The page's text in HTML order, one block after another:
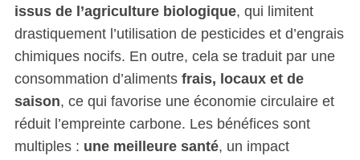
issus de l’agriculture biologique, qui limitent
drastiquement l’utilisation de pesticides et d’engrais
chimiques nocifs. En outre, cela se traduit par une
consommation d’aliments frais, locaux et de
saison, ce qui favorise une économie circulaire et
réduit l’empreinte carbone. Les bénéfices sont
multiples : une meilleure santé, un impact